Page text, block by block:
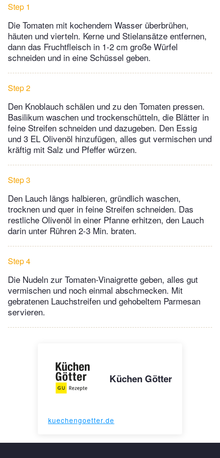
Step 1
Die Tomaten mit kochendem Wasser überbrühen,
häuten und vierteln. Kerne und Stielansätze entfernen,
dann das Fruchtfleisch in 1-2 cm große Würfel
schneiden und in eine Schüssel geben.
Step 2
Den Knoblauch schälen und zu den Tomaten pressen.
Basilikum waschen und trockenschütteln, die Blätter in
feine Streifen schneiden und dazugeben. Den Essig
und 3 EL Olivenöl hinzufügen, alles gut vermischen und
kräftig mit Salz und Pfeffer würzen.
Step 3
Den Lauch längs halbieren, gründlich waschen,
trocknen und quer in feine Streifen schneiden. Das
restliche Olivenöl in einer Pfanne erhitzen, den Lauch
darin unter Rühren 2-3 Min. braten.
Step 4
Die Nudeln zur Tomaten-Vinaigrette geben, alles gut
vermischen und noch einmal abschmecken. Mit
gebratenen Lauchstreifen und gehobeltem Parmesan
servieren.
Küchen Götter
kuechengoetter.de